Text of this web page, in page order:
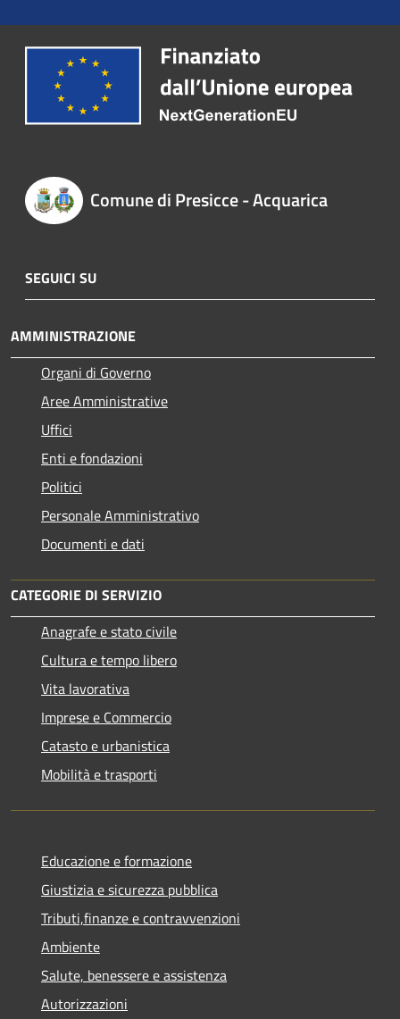
Comune di Presicce - Acquarica
SEGUICI SU
AMMINISTRAZIONE
Organi di Governo
Aree Amministrative
Uffici
Enti e fondazioni
Politici
Personale Amministrativo
Documenti e dati
CATEGORIE DI SERVIZIO
Anagrafe e stato civile
Cultura e tempo libero
Vita lavorativa
Imprese e Commercio
Catasto e urbanistica
Mobilità e trasporti
Educazione e formazione
Giustizia e sicurezza pubblica
Tributi,finanze e contravvenzioni
Ambiente
Salute, benessere e assistenza
Autorizzazioni